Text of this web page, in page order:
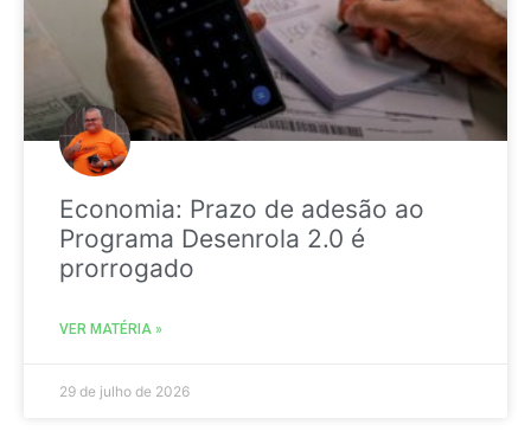
Economia: Prazo de adesão ao
Programa Desenrola 2.0 é
prorrogado
VER MATÉRIA »
29 de julho de 2026